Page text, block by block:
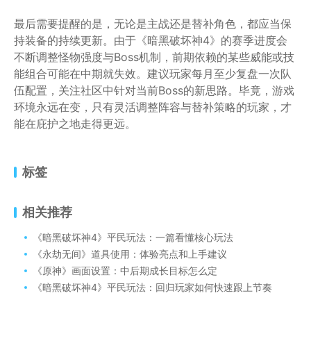
最后需要提醒的是，无论是主战还是替补角色，都应当保
持装备的持续更新。由于《暗黑破坏神4》的赛季进度会
不断调整怪物强度与Boss机制，前期依赖的某些威能或技
能组合可能在中期就失效。建议玩家每月至少复盘一次队
伍配置，关注社区中针对当前Boss的新思路。毕竟，游戏
环境永远在变，只有灵活调整阵容与替补策略的玩家，才
能在庇护之地走得更远。
标签
相关推荐
《暗黑破坏神4》平民玩法：一篇看懂核心玩法
《永劫无间》道具使用：体验亮点和上手建议
《原神》画面设置：中后期成长目标怎么定
《暗黑破坏神4》平民玩法：回归玩家如何快速跟上节奏